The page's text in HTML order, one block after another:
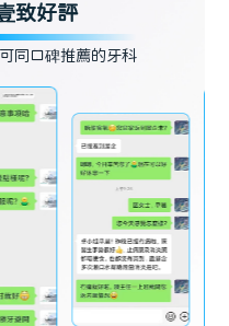
致好評
同口碑推薦的牙科